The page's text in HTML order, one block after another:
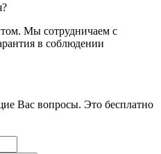
Мы сотрудничаем с
в соблюдении
Вас вопросы. Это бесплатно